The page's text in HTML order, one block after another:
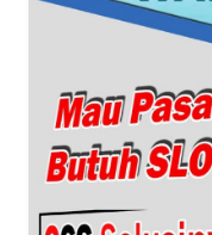
WN
PAPUA
BARAT
WN